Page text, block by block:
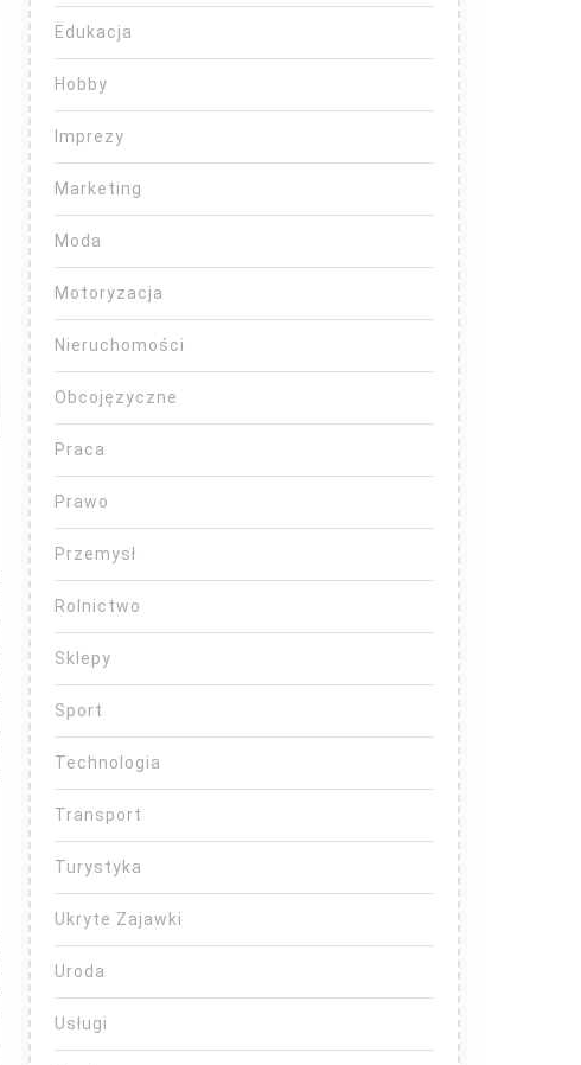
Edukacja
Hobby
Imprezy
Marketing
Moda
Motoryzacja
Nieruchomości
Obcojęzyczne
Praca
Prawo
Przemysł
Rolnictwo
Sklepy
Sport
Technologia
Transport
Turystyka
Ukryte Zajawki
Uroda
Usługi